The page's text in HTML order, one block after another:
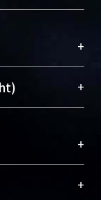
researcher
integrates the
“Academic
+
用性的社會運
著作公開供使
提升研究影響
+
或由第三方贊
者及第三方同
+
+